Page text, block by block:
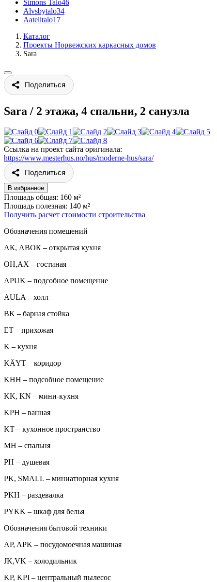
Simons Talo46
Alvsbytalo34
Aatelitalo17
Каталог
Проекты Норвежских каркасных домов
Sara
Поделиться
Sara / 2 этажа, 4 спальни, 2 санузла
Ссылка на проект сайта оригинала:
https://www.mesterhus.no/hus/moderne-hus/sara/
Поделиться
В избранное
Площадь общая: 160 м²
Площадь полезная: 140 м²
Получить расчет стоимости строительства
Обозначения помещений
АК, АВОК – открытая кухня
ОН,AX – гостиная
APUK – подсобное помещение
AULA – холл
BK – барная стойка
ET – прихожая
K – кухня
KÄYT – коридор
KHH – подсобное помещение
KK, KN – мини-кухня
KPH – ванная
KT – кухонное пространство
MH – спальня
PH – душевая
PK, SMALL – миниатюрная кухня
PKH – раздевалка
PYKK – шкаф для белья
Обозначения бытовой техники
AP, APK – посудомоечная машиная
JK,VK – холодильник
KP, KPI – центральный пылесос